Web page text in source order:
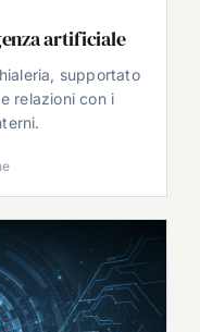
artificiale
supportato
relazioni con i